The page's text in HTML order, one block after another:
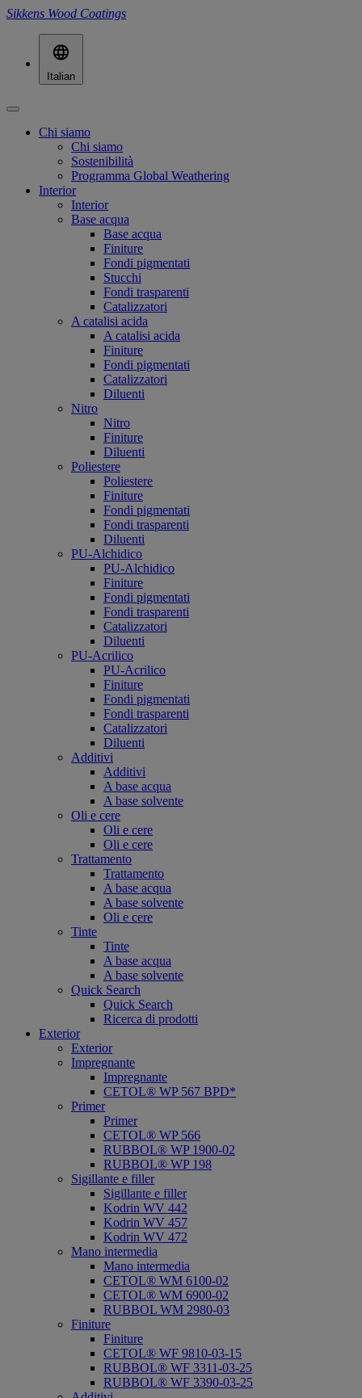
Sikkens Wood Coatings
Italian
Chi siamo
Chi siamo
Sostenibilità
Programma Global Weathering
Interior
Interior
Base acqua
Base acqua
Finiture
Fondi pigmentati
Stucchi
Fondi trasparenti
Catalizzatori
A catalisi acida
A catalisi acida
Finiture
Fondi pigmentati
Catalizzatori
Diluenti
Nitro
Nitro
Finiture
Diluenti
Poliestere
Poliestere
Finiture
Fondi pigmentati
Fondi trasparenti
Diluenti
PU-Alchidico
PU-Alchidico
Finiture
Fondi pigmentati
Fondi trasparenti
Catalizzatori
Diluenti
PU-Acrilico
PU-Acrilico
Finiture
Fondi pigmentati
Fondi trasparenti
Catalizzatori
Diluenti
Additivi
Additivi
A base acqua
A base solvente
Oli e cere
Oli e cere
Oli e cere
Trattamento
Trattamento
A base acqua
A base solvente
Oli e cere
Tinte
Tinte
A base acqua
A base solvente
Quick Search
Quick Search
Ricerca di prodotti
Exterior
Exterior
Impregnante
Impregnante
CETOL® WP 567 BPD*
Primer
Primer
CETOL® WP 566
RUBBOL® WP 1900-02
RUBBOL® WP 198
Sigillante e filler
Sigillante e filler
Kodrin WV 442
Kodrin WV 457
Kodrin WV 472
Mano intermedia
Mano intermedia
CETOL® WM 6100-02
CETOL® WM 6900-02
RUBBOL WM 2980-03
Finiture
Finiture
CETOL® WF 9810-03-15
RUBBOL® WF 3311-03-25
RUBBOL® WF 3390-03-25